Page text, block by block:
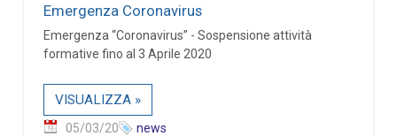
Emergenza Coronavirus
Emergenza “Coronavirus” - Sospensione attività
formative fino al 3 Aprile 2020
VISUALIZZA »
05/03/20 news